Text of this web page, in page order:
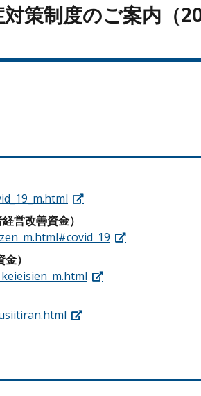
策制度のご案内（
営改善資金）
）